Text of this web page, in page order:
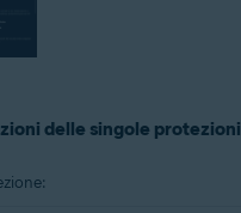
delle singole protezioni